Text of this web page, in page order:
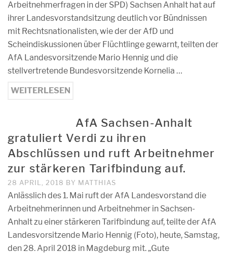
Arbeitnehmerfragen in der SPD) Sachsen Anhalt hat auf
ihrer Landesvorstandsitzung deutlich vor Bündnissen
mit Rechtsnationalisten, wie der der AfD und
Scheindiskussionen über Flüchtlinge gewarnt, teilten der
AfA Landesvorsitzende Mario Hennig und die
stellvertretende Bundesvorsitzende Kornelia …
WEITERLESEN
AfA Sachsen-Anhalt
gratuliert Verdi zu ihren
Abschlüssen und ruft Arbeitnehmer
zur stärkeren Tarifbindung auf.
28 APRIL, 2018 BY MATTHIAS
Anlässlich des 1. Mai ruft der AfA Landesvorstand die
Arbeitnehmerinnen und Arbeitnehmer in Sachsen-
Anhalt zu einer stärkeren Tarifbindung auf, teilte der AfA
Landesvorsitzende Mario Hennig (Foto), heute, Samstag,
den 28. April 2018 in Magdeburg mit. „Gute